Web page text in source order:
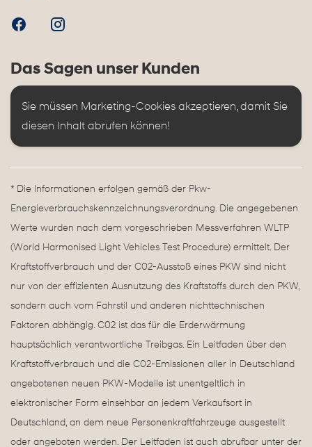
Das Sagen unser Kunden
Sie müssen Marketing-Cookies akzeptieren, damit Sie
diesen Inhalt abrufen können!
* Die Informationen erfolgen gemäß der Pkw-
Energieverbrauchskennzeichnungsverordnung. Die angegebenen
Werte wurden nach dem vorgeschrieben Messverfahren WLTP
(World Harmonised Light Vehicles Test Procedure) ermittelt. Der
Kraftstoffverbrauch und der C02-Ausstoß eines PKW sind nicht
nur von der effizienten Ausnutzung des Kraftstoffs durch den PKW,
sondern auch vom Fahrstil und anderen nichttechnischen
Faktoren abhängig. C02 ist das für die Erderwärmung
hauptsächlich verantwortliche Treibgas. Ein Leitfaden über den
Kraftstoffverbrauch und die C02-Emissionen aller in Deutschland
angebotenen neuen PKW-Modelle ist unentgeltlich in
elektronischer Form einsehbar an jedem Verkaufsort in
Deutschland, an dem neue Personenkraftfahrzeuge ausgestellt
oder angeboten werden. Der Leitfaden ist auch abrufbar unter der